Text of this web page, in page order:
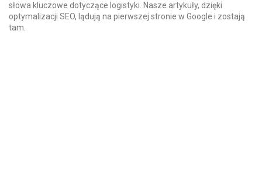
słowa kluczowe dotyczące logistyki. Nasze artykuły, dzięki
optymalizacji SEO, lądują na pierwszej stronie w Google i zostają
tam.